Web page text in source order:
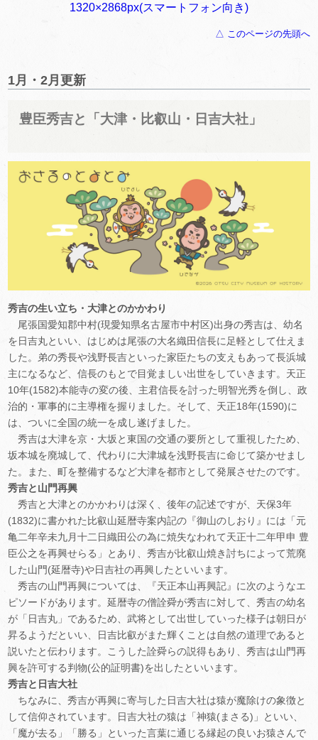
1320×2868px(スマートフォン向き)
△ このページの先頭へ
1月・2月更新
豊臣秀吉と「大津・比叡山・日吉大社」
秀吉の生い立ち・大津とのかかわり
尾張国愛知郡中村(現愛知県名古屋市中村区)出身の秀吉は、幼名
を日吉丸といい、はじめは尾張の大名織田信長に足軽として仕えま
した。弟の秀長や浅野長吉といった家臣たちの支えもあって長浜城
主になるなど、信長のもとで目覚ましい出世をしていきます。天正
10年(1582)本能寺の変の後、主君信長を討った明智光秀を倒し、政
治的・軍事的に主導権を握りました。そして、天正18年(1590)に
は、ついに全国の統一を成し遂げました。
秀吉は大津を京・大坂と東国の交通の要所として重視したため、
坂本城を廃城して、代わりに大津城を浅野長吉に命じて築かせまし
た。また、町を整備するなど大津を都市として発展させたのです。
秀吉と山門再興
秀吉と大津とのかかわりは深く、後年の記述ですが、天保3年
(1832)に書かれた比叡山延暦寺案内記の『御山のしおり』には「元
亀二年辛未九月十二日織田公の為に焼失なわれて天正十二年甲申 豊
臣公之を再興せらる」とあり、秀吉が比叡山焼き討ちによって荒廃
した山門(延暦寺)や日吉社の再興したといいます。
秀吉の山門再興については、『天正本山再興記』に次のようなエ
ピソードがあります。延暦寺の僧詮舜が秀吉に対して、秀吉の幼名
が「日吉丸」であるため、武将として出世していった様子は朝日が
昇るようだといい、日吉比叡がまた輝くことは自然の道理であると
説いたと伝わります。こうした詮舜らの説得もあり、秀吉は山門再
興を許可する判物(公的証明書)を出したといいます。
秀吉と日吉大社
ちなみに、秀吉が再興に寄与した日吉大社は猿が魔除けの象徴と
して信仰されています。日吉大社の猿は「神猿(まさる)」といい、
「魔が去る」「勝る」といった言葉に通じる縁起の良いお猿さんで